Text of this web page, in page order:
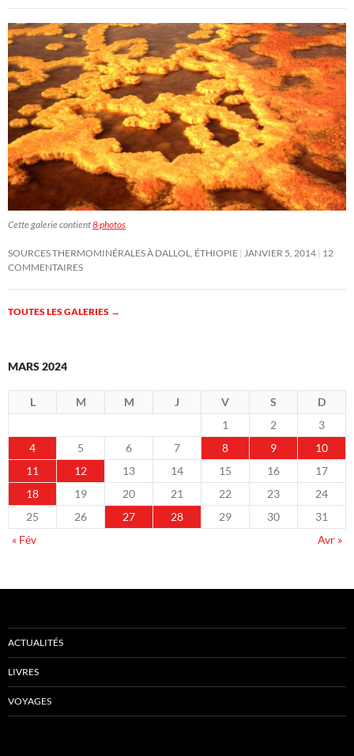
Cette galerie contient8 photos.
SOURCES THERMOMINÉRALES À DALLOL, ÉTHIOPIE JANVIER 5, 2014 12
COMMENTAIRES
TOUTES LES GALERIES →
MARS 2024
L M M J V S
D
1
2
3
4
5 6 7 8 9
10
11
12 13 14 15 16
17
18
19 20 21 22 23
24
25
26 27 28 29 30
31
« Fév
Avr »
ACTUALITÉS
LIVRES
VOYAGES